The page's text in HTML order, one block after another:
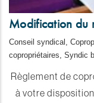
Modification du
Conseil syndical,
copropriétaires, Syndic
Règlement de
à votre